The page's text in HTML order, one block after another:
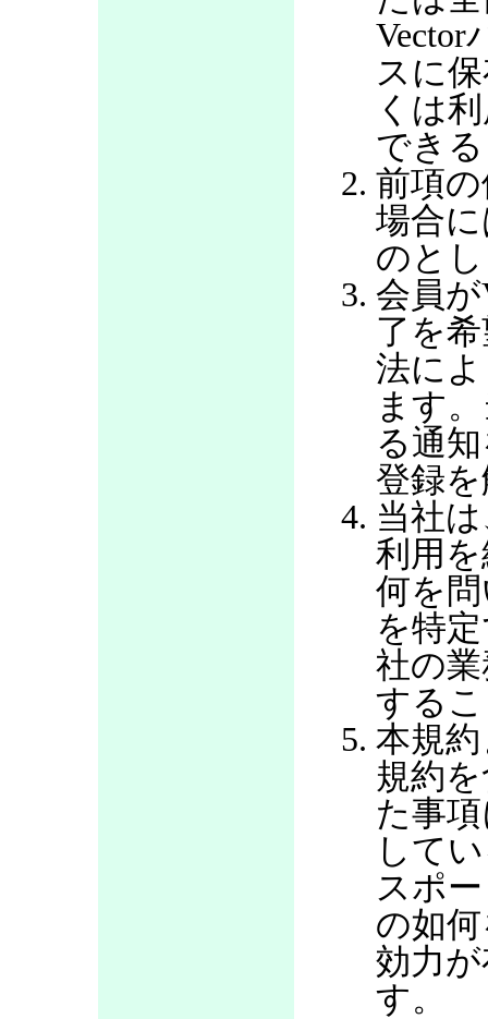
Vector
スに
くは
でき
前項
場合
のと
会員
了を
法に
ます
る通
登録
当社
利用
何を
を特
社の
する
本規
規約
た事
して
スポ
の如
効力
す。